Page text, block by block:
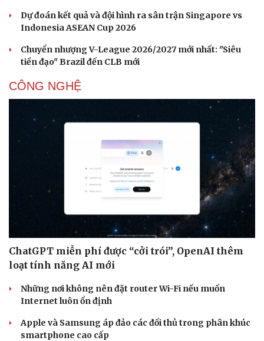
Dự đoán kết quả và đội hình ra sân trận Singapore vs
Indonesia ASEAN Cup 2026
Chuyển nhượng V-League 2026/2027 mới nhất: "Siêu
tiền đạo" Brazil đến CLB mới
CÔNG NGHỆ
ChatGPT miễn phí được “cởi trói”, OpenAI thêm
loạt tính năng AI mới
Những nơi không nên đặt router Wi-Fi nếu muốn
Internet luôn ổn định
Apple và Samsung áp đảo các đối thủ trong phân khúc
smartphone cao cấp